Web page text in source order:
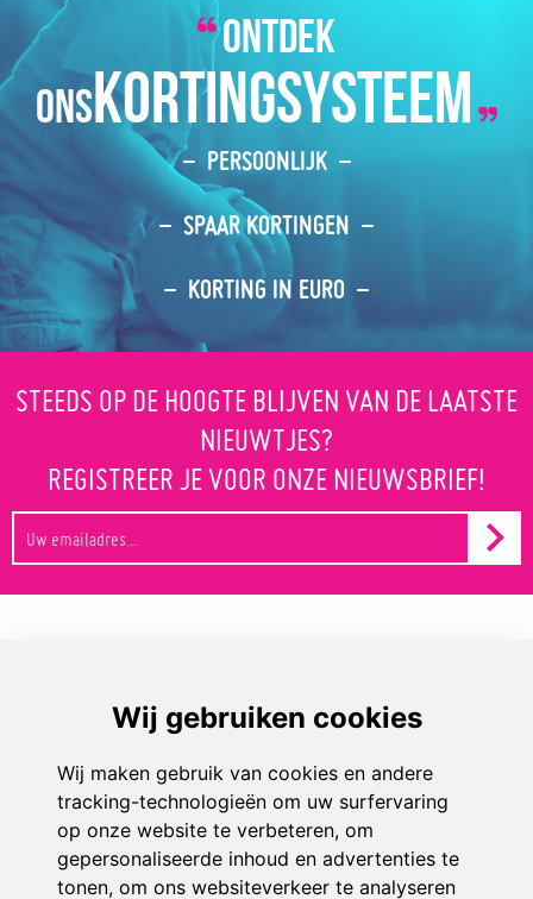
ontdek
onskortingsysteem
PERSOONLIJK
SPAAR KORTINGEN
KORTING IN EURO
STEEDS OP DE HOOGTE BLIJVEN VAN DE LAATSTE
NIEUWTJES?
REGISTREER JE VOOR ONZE NIEUWSBRIEF!
Aanbod